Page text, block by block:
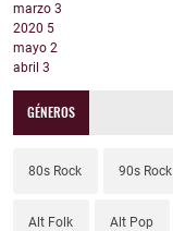
marzo 3
2020 5
mayo 2
abril 3
GÉNEROS
80s Rock 90s Rock
Alt Folk Alt Pop